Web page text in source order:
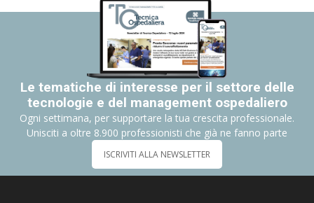
Le tematiche di interesse per il settore delle
tecnologie e del management ospedaliero
Ogni settimana, per supportare la tua crescita professionale.
Unisciti a oltre 8.900 professionisti che già ne fanno parte
ISCRIVITI ALLA NEWSLETTER